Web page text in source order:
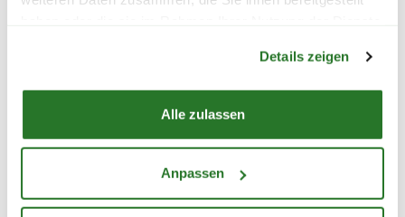
Details zeigen
Alle zulassen
Anpassen
14,95€
SPEDITIONSVERSAND
BLUMEN RISSE Beet &
BLUMEN